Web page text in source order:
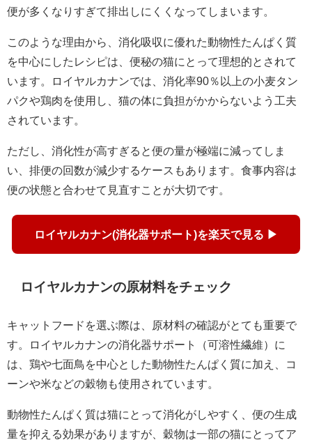
便が多くなりすぎて排出しにくくなってしまいます。
このような理由から、消化吸収に優れた動物性たんぱく質
を中心にしたレシピは、便秘の猫にとって理想的とされて
います。ロイヤルカナンでは、消化率90％以上の小麦タン
パクや鶏肉を使用し、猫の体に負担がかからないよう工夫
されています。
ただし、消化性が高すぎると便の量が極端に減ってしま
い、排便の回数が減少するケースもあります。食事内容は
便の状態と合わせて見直すことが大切です。
ロイヤルカナン(消化器サポート)を楽天で見る ▶
ロイヤルカナンの原材料をチェック
キャットフードを選ぶ際は、原材料の確認がとても重要で
す。ロイヤルカナンの消化器サポート（可溶性繊維）に
は、鶏や七面鳥を中心とした動物性たんぱく質に加え、コ
ーンや米などの穀物も使用されています。
動物性たんぱく質は猫にとって消化がしやすく、便の生成
量を抑える効果がありますが、穀物は一部の猫にとってア